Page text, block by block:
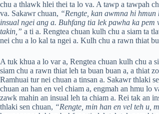
chu a thlawk hlei thei ta lo va. A tawp a tawpah
va. Sakawr chuan, “Rengte, kan awmna hi
insual ngei ang a. Buhfang tia lek pawha ka
takin,” a ti a. Rengtea chuan kulh chu a siam ta
nei chu a lo kal ta ngei a. Kulh chu a rawn thiat
A tuk khua a lo var a, Rengtea chuan kulh chu a
siam chu a rawn thiat leh ta buan buan a, a thiat
Ramhuai tur nei chuan a tinsan a. Sakawr thlaki
chuan an han en vel chiam a, engmah an hmu lo
zawk mahin an insual leh ta chiam a. Rei tak an
thlaki sen chuan, “Rengte, min han en vel teh u,